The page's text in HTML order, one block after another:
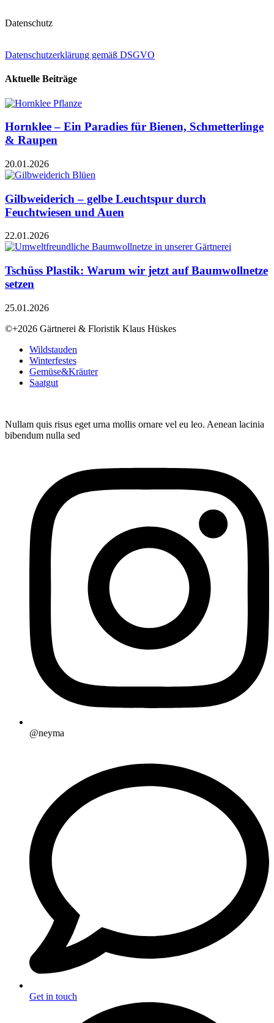
Datenschutz
Datenschutzerklärung gemäß DSGVO
Aktuelle Beiträge
Hornklee – Ein Paradies für Bienen, Schmetterlinge
& Raupen
20.01.2026
Gilbweiderich – gelbe Leuchtspur durch
Feuchtwiesen und Auen
22.01.2026
Tschüss Plastik: Warum wir jetzt auf Baumwollnetze
setzen
25.01.2026
©+2026 Gärtnerei & Floristik Klaus Hüskes
Wildstauden
Winterfestes
Gemüse&Kräuter
Saatgut
Nullam quis risus eget urna mollis ornare vel eu leo. Aenean lacinia
bibendum nulla sed
@neyma
Get in touch